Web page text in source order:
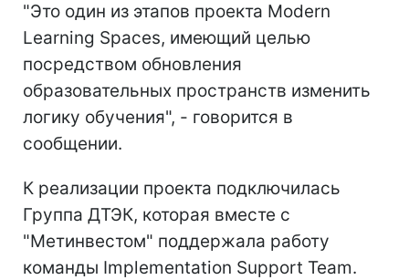
"Это один из этапов проекта Modern
Learning Spaces, имеющий целью
посредством обновления
образовательных пространств изменить
логику обучения", - говорится в
сообщении.
К реализации проекта подключилась
Группа ДТЭК, которая вместе с
"Метинвестом" поддержала работу
команды Implementation Support Team.